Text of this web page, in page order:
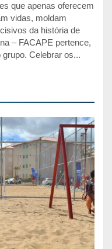
que apenas oferecem
vidas, moldam
da história de
– FACAPE pertence,
Celebrar os...